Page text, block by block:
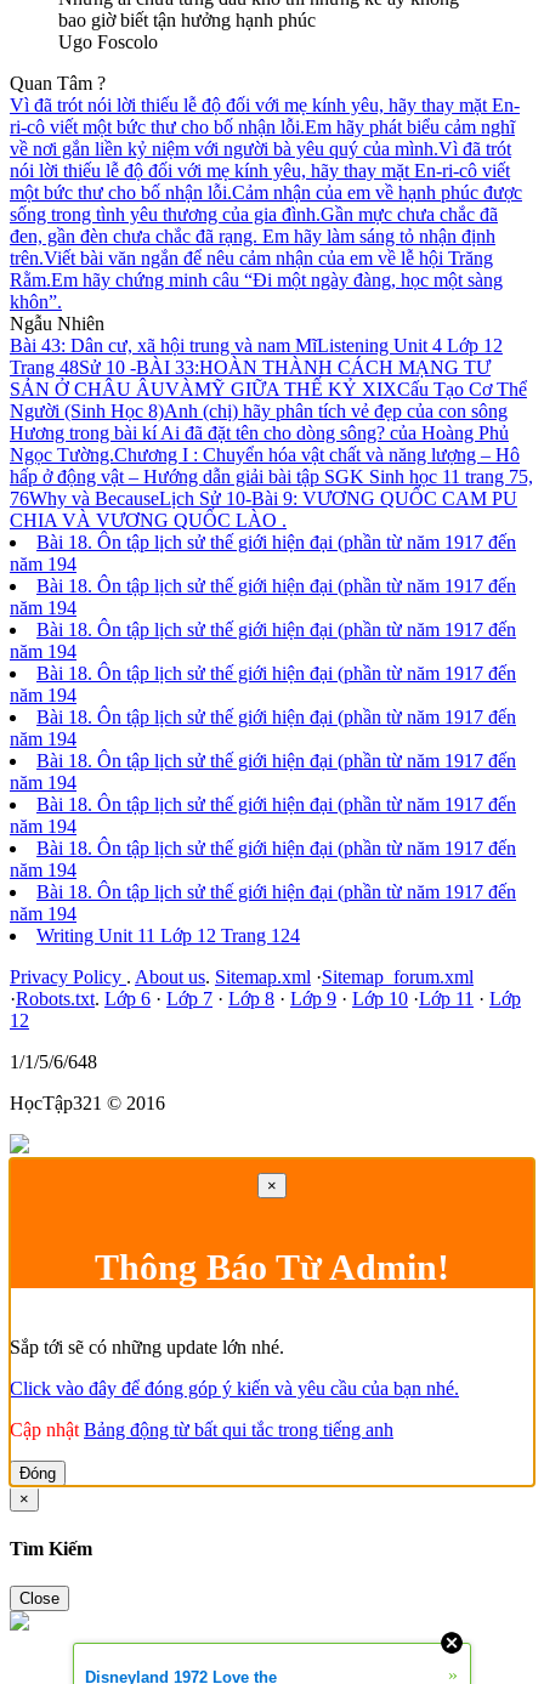
bao giờ biết tận hưởng hạnh phúc
Ugo Foscolo
Quan Tâm ?
Vì đã trót nói lời thiếu lễ độ đối với mẹ kính yêu, hãy thay mặt En-
ri-cô viết một bức thư cho bố nhận lỗi.Em hãy phát biểu cảm nghĩ
về nơi gắn liền kỷ niệm với người bà yêu quý của mình.Vì đã trót
nói lời thiếu lễ độ đối với mẹ kính yêu, hãy thay mặt En-ri-cô viết
một bức thư cho bố nhận lỗi.Cảm nhận của em về hạnh phúc được
sống trong tình yêu thương của gia đình.Gần mực chưa chắc đã
đen, gần đèn chưa chắc đã rạng. Em hãy làm sáng tỏ nhận định
trên.Viết bài văn ngắn để nêu cảm nhận của em về lễ hội Trăng
Rằm.Em hãy chứng minh câu “Đi một ngày đàng, học một sàng
khôn”.
Ngẫu Nhiên
Bài 43: Dân cư, xã hội trung và nam MĩListening Unit 4 Lớp 12
Trang 48Sử 10 -BÀI 33:HOÀN THÀNH CÁCH MẠNG TƯ
SẢN Ở CHÂU ÂUVÀMỸ GIỮA THẾ KỶ XIXCấu Tạo Cơ Thể
Người (Sinh Học 8)Anh (chị) hãy phân tích vẻ đẹp của con sông
Hương trong bài kí Ai đã đặt tên cho dòng sông? của Hoàng Phủ
Ngọc Tường.Chương I : Chuyển hóa vật chất và năng lượng – Hô
hấp ở động vật – Hướng dẫn giải bài tập SGK Sinh học 11 trang 75,
76Why và BecauseLịch Sử 10-Bài 9: VƯƠNG QUỐC CAM PU
CHIA VÀ VƯƠNG QUỐC LÀO .
Bài 18. Ôn tập lịch sử thế giới hiện đại (phần từ năm 1917 đến
năm 194
Bài 18. Ôn tập lịch sử thế giới hiện đại (phần từ năm 1917 đến
năm 194
Bài 18. Ôn tập lịch sử thế giới hiện đại (phần từ năm 1917 đến
năm 194
Bài 18. Ôn tập lịch sử thế giới hiện đại (phần từ năm 1917 đến
năm 194
Bài 18. Ôn tập lịch sử thế giới hiện đại (phần từ năm 1917 đến
năm 194
Bài 18. Ôn tập lịch sử thế giới hiện đại (phần từ năm 1917 đến
năm 194
Bài 18. Ôn tập lịch sử thế giới hiện đại (phần từ năm 1917 đến
năm 194
Bài 18. Ôn tập lịch sử thế giới hiện đại (phần từ năm 1917 đến
năm 194
Bài 18. Ôn tập lịch sử thế giới hiện đại (phần từ năm 1917 đến
năm 194
Writing Unit 11 Lớp 12 Trang 124
Privacy Policy . About us. Sitemap.xml ·Sitemap_forum.xml
·Robots.txt. Lớp 6 · Lớp 7 · Lớp 8 · Lớp 9 · Lớp 10 ·Lớp 11 · Lớp
12
1/1/5/6/648
HọcTập321 © 2016
×
Thông Báo Từ Admin!
Sắp tới sẽ có những update lớn nhé.
Click vào đây để đóng góp ý kiến và yêu cầu của bạn nhé.
Cập nhật Bảng động từ bất qui tắc trong tiếng anh
Đóng
×
Tìm Kiếm
Close
Disneyland 1972 Love the »